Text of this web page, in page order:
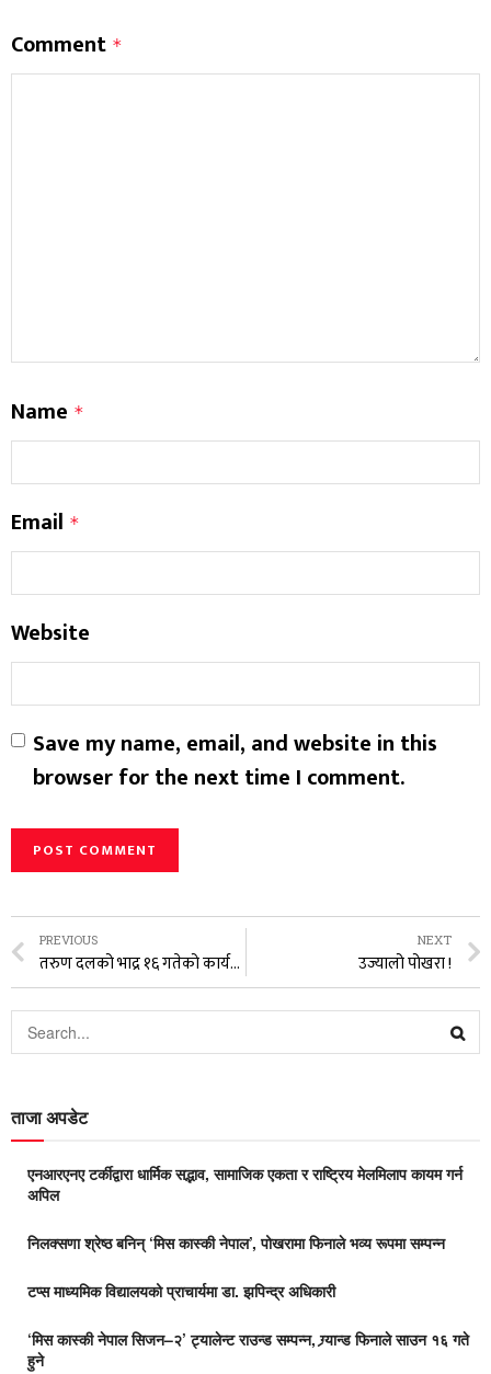
Comment *
Name *
Email *
Website
Save my name, email, and website in this
browser for the next time I comment.
PREVIOUS
तरुण दलको भाद्र १६ गतेको कार्यक्रम स्थगित
NEXT
उज्यालो पोखरा !
ताजा अपडेट
एनआरएनए टर्कीद्वारा धार्मिक सद्भाव, सामाजिक एकता र राष्ट्रिय मेलमिलाप कायम गर्न
अपिल
निलक्सणा श्रेष्ठ बनिन् ‘मिस कास्की नेपाल’, पोखरामा फिनाले भव्य रूपमा सम्पन्न
टप्स माध्यमिक विद्यालयको प्राचार्यमा डा. झपिन्द्र अधिकारी
‘मिस कास्की नेपाल सिजन–२’ ट्यालेन्ट राउन्ड सम्पन्न, ग्र्यान्ड फिनाले साउन १६ गते
हुने